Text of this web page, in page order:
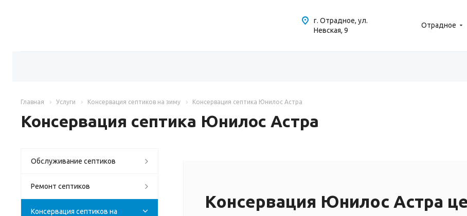
Отрадное
г. Отрадное, ул.
Невская, 9
Главная Услуги Консервация септиков на зиму Консервация септика Юнилос Астра
Консервация септика Юнилос Астра
Консервация Юнилос Астра
Обслуживание септиков
Ремонт септиков
Консервация септиков на